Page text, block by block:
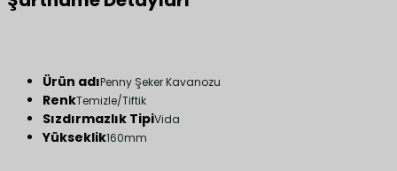
Ürün adıPenny Şeker Kavanozu
RenkTemizle/Tiftik
Sızdırmazlık TipiVida
Yükseklik160mm